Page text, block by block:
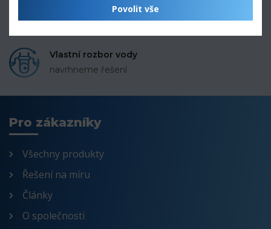
20 000 výdejních místh
po celé ČR a SR
Vlastní rozbor vody
navrhneme řešení
Pro zákazníky
Všechny produkty
Řešení na míru
Články
O společnosti
Povolit vše